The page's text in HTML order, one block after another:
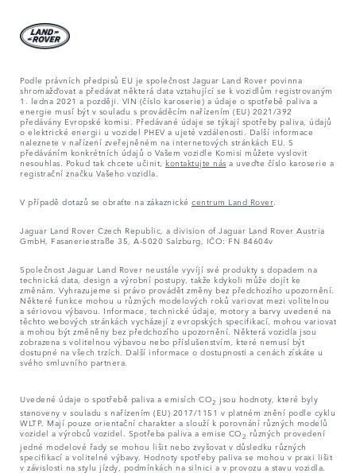
Podle právních předpisů EU je společnost Jaguar Land Rover povinna
shromažďovat a předávat některá data vztahující se k vozidlům registrovaným
1. ledna 2021 a později. VIN (číslo karoserie) a údaje o spotřebě paliva a
energie musí být v souladu s prováděcím nařízením (EU) 2021/392
předávány Evropské komisi. Předávané údaje se týkají spotřeby paliva, údajů
o elektrické energii u vozidel PHEV a ujeté vzdálenosti. Další informace
naleznete v nařízení zveřejněném na internetových stránkách EU. S
předáváním konkrétních údajů o Vašem vozidle Komisi můžete vyslovit
nesouhlas. Pokud tak chcete učinit, kontaktujte nás a uveďte číslo karoserie a
registrační značku Vašeho vozidla.
V případě dotazů se obraťte na zákaznické centrum Land Rover.
Jaguar Land Rover Czech Republic, a division of Jaguar Land Rover Austria
GmbH, Fasaneriestraße 35, A-5020 Salzburg, IČO: FN 84604v
Společnost Jaguar Land Rover neustále vyvíjí své produkty s dopadem na
technická data, design a výrobní postupy, takže kdykoli může dojít ke
změnám. Vyhrazujeme si právo provádět změny bez předchozího upozornění.
Některé funkce mohou u různých modelových roků variovat mezi volitelnou
a sériovou výbavou. Informace, technické údaje, motory a barvy uvedené na
těchto webových stránkách vycházejí z evropských specifikací, mohou variovat
a mohou být změněny bez předchozího upozornění. Některá vozidla jsou
zobrazena s volitelnou výbavou nebo příslušenstvím, které nemusí být
dostupné na všech trzích. Další informace o dostupnosti a cenách získáte u
svého smluvního partnera.
Uvedené údaje o spotřebě paliva a emisích CO2 jsou hodnoty, které byly
stanoveny v souladu s nařízením (EU) 2017/1151 v platném znění podle cyklu
WLTP. Mají pouze orientační charakter a slouží k porovnání různých modelů
vozidel a výrobců vozidel. Spotřeba paliva a emise CO2 různých provedení
jedné modelové řady se mohou lišit nebo zvyšovat v důsledku různých
specifikací a volitelné výbavy. Hodnoty spotřeby paliva se mohou v praxi lišit
v závislosti na stylu jízdy, podmínkách na silnici a v provozu a stavu vozidla.